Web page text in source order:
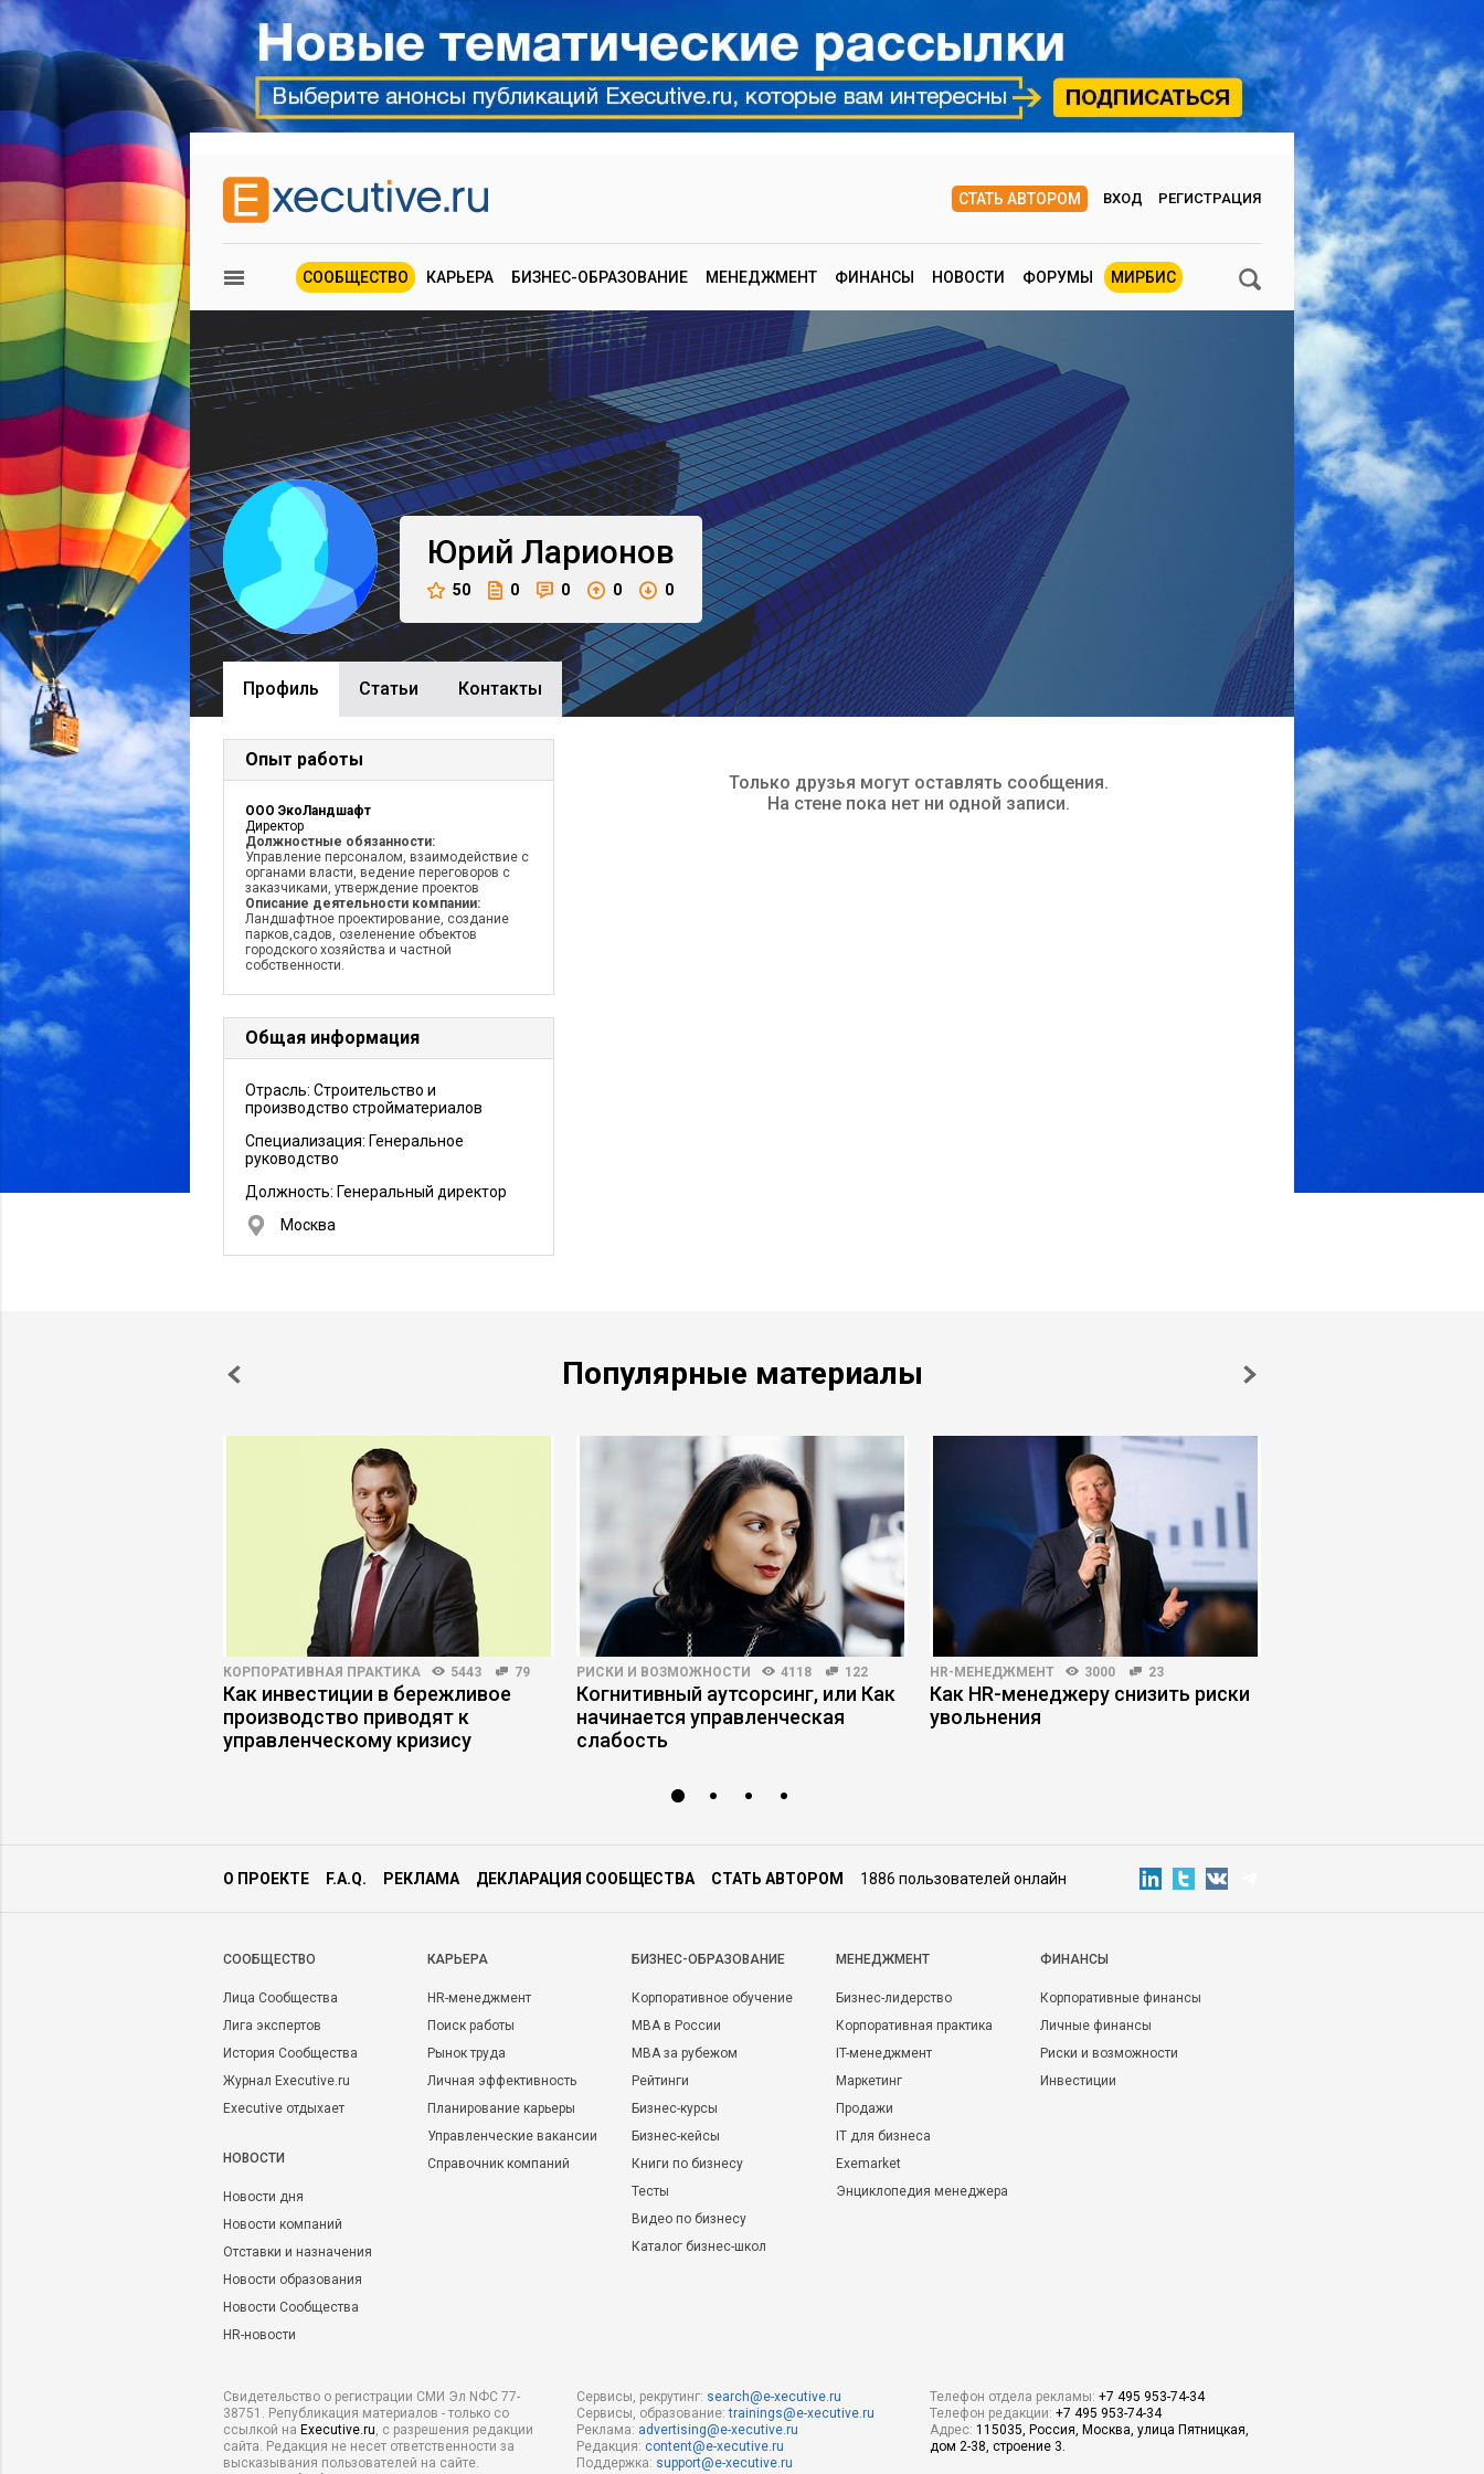
СТАТЬ АВТОРОМ ВХОД РЕГИСТРАЦИЯ
СООБЩЕСТВО КАРЬЕРА БИЗНЕС-ОБРАЗОВАНИЕ МЕНЕДЖМЕНТ ФИНАНСЫ НОВОСТИ ФОРУМЫ МИРБИС
Юрий Ларионов
50 0 0 0 0
Профиль Cтатьи Контакты
Опыт работы
ООО ЭкоЛандшафт
Директор
Должностные обязанности:
Управление персоналом, взаимодействие с
органами власти, ведение переговоров с
заказчиками, утверждение проектов
Описание деятельности компании:
Ландшафтное проектирование, создание
парков,садов, озеленение объектов
городского хозяйства и частной
собственности.
Общая информация
Отрасль: Строительство и
производство стройматериалов
Специализация: Генеральное
руководство
Должность: Генеральный директор
Москва
Только друзья могут оставлять сообщения.
На стене пока нет ни одной записи.
Популярные материалы
КОРПОРАТИВНАЯ ПРАКТИКА 5443 79
Как инвестиции в бережливое
производство приводят к
управленческому кризису
РИСКИ И ВОЗМОЖНОСТИ 4118 122
Когнитивный аутсорсинг, или Как
начинается управленческая
слабость
HR-МЕНЕДЖМЕНТ 3000 23
Как HR-менеджеру снизить риски
увольнения
О ПРОЕКТЕ F.A.Q. РЕКЛАМА ДЕКЛАРАЦИЯ СООБЩЕСТВА СТАТЬ АВТОРОМ 1886 пользователей онлайн
CООБЩЕСТВО
Лица Сообщества
Лига экспертов
История Сообщества
Журнал Executive.ru
Executive отдыхает
НОВОСТИ
Новости дня
Новости компаний
Отставки и назначения
Новости образования
Новости Сообщества
HR-новости
КАРЬЕРА
HR-менеджмент
Поиск работы
Рынок труда
Личная эффективность
Планирование карьеры
Управленческие вакансии
Справочник компаний
БИЗНЕС-ОБРАЗОВАНИЕ
Корпоративное обучение
MBA в России
MBA за рубежом
Рейтинги
Бизнес-курсы
Бизнес-кейсы
Книги по бизнесу
Тесты
Видео по бизнесу
Каталог бизнес-школ
МЕНЕДЖМЕНТ
Бизнес-лидерство
Корпоративная практика
IT-менеджмент
Маркетинг
Продажи
IT для бизнеса
Exemarket
Энциклопедия менеджера
ФИНАНСЫ
Корпоративные финансы
Личные финансы
Риски и возможности
Инвестиции
Свидетельство о регистрации СМИ Эл NФС 77-
38751. Републикация материалов - только со
ссылкой на Executive.ru, с разрешения редакции
сайта. Редакция не несет ответственности за
высказывания пользователей на сайте.
Сервисы, рекрутинг: search@e-xecutive.ru
Сервисы, образование:trainings@e-xecutive.ru
Реклама: advertising@e-xecutive.ru
Редакция: content@e-xecutive.ru
Поддержка: support@e-xecutive.ru
Телефон отдела рекламы: +7 495 953-74-34
Телефон редакции: +7 495 953-74-34
Адрес: 115035, Россия, Москва, улица Пятницкая,
дом 2-38, строение 3.